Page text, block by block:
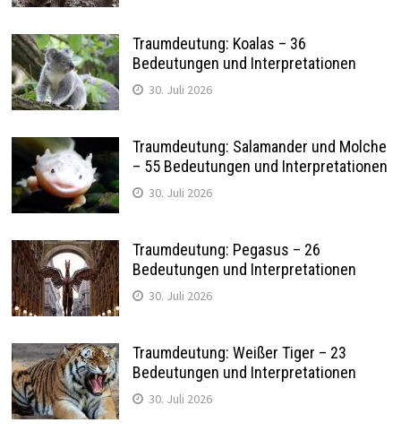
Traumdeutung: Koalas – 36
Bedeutungen und Interpretationen
30. Juli 2026
Traumdeutung: Salamander und Molche
– 55 Bedeutungen und Interpretationen
30. Juli 2026
Traumdeutung: Pegasus – 26
Bedeutungen und Interpretationen
30. Juli 2026
Traumdeutung: Weißer Tiger – 23
Bedeutungen und Interpretationen
30. Juli 2026